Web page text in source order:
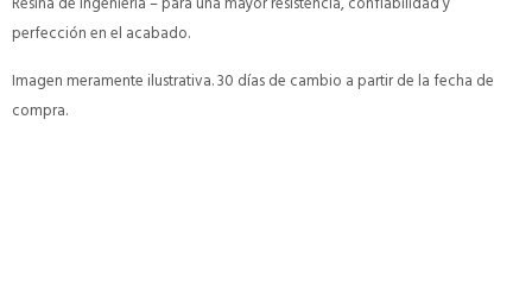
perfección en el acabado.
Imagen meramente ilustrativa. 30 días de cambio a partir de la fecha de
compra.